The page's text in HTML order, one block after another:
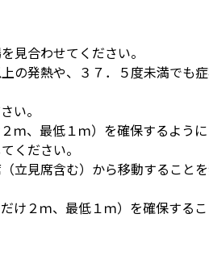
見合わせてください。
の発熱や、３７．５度未満でも
い。
ｍ、最低１ｍ）を確保するよう
ください。
立見席含む）から移動すること
け２ｍ、最低１ｍ）を確保する